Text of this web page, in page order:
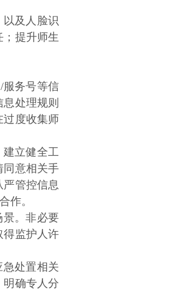
及人脸识
提升师生
/服务号等信
处理规则
过度收集师
建立健全工
同意相关手
严管控信息
作。
景。非必要
得监护人许
急处置相关
明确专人分